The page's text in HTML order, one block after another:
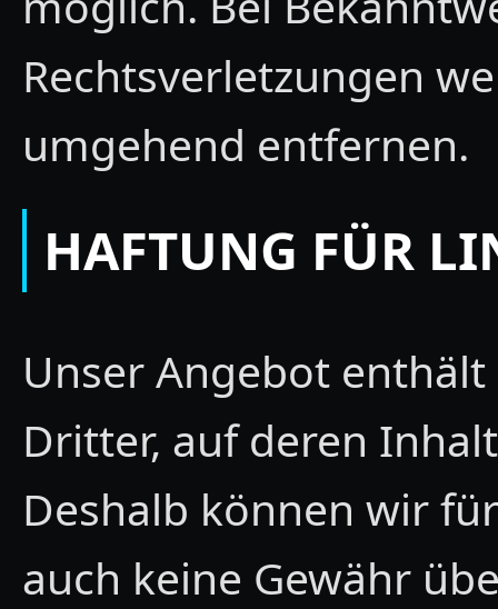
Rechtsverletzungen
umgehend entfernen.
HAFTUNG FÜR
Unser Angebot
Dritter, auf deren
Deshalb können wir
auch keine Gewähr